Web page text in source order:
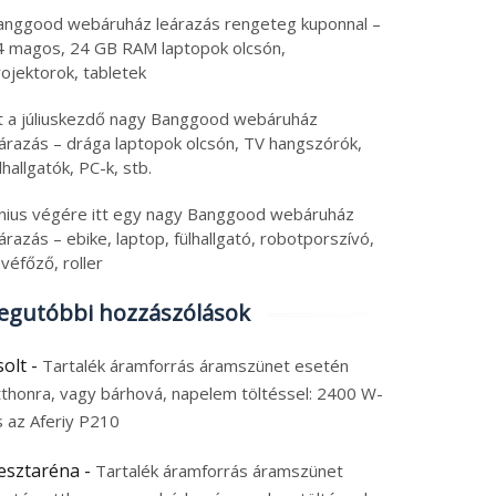
webáruház leárazás rengeteg kuponnal –
magos, 24 GB RAM laptopok olcsón,
tabletek
júliuskezdő nagy Banggood webáruház
– drága laptopok olcsón, TV hangszórók,
PC-k, stb.
végére itt egy nagy Banggood webáruház
– ebike, laptop, fülhallgató, robotporszívó,
roller
hozzászólások
- Tartalék áramforrás áramszünet esetén
vagy bárhová, napelem töltéssel: 2400 W-
az Aferiy P210
- Tartalék áramforrás áramszünet